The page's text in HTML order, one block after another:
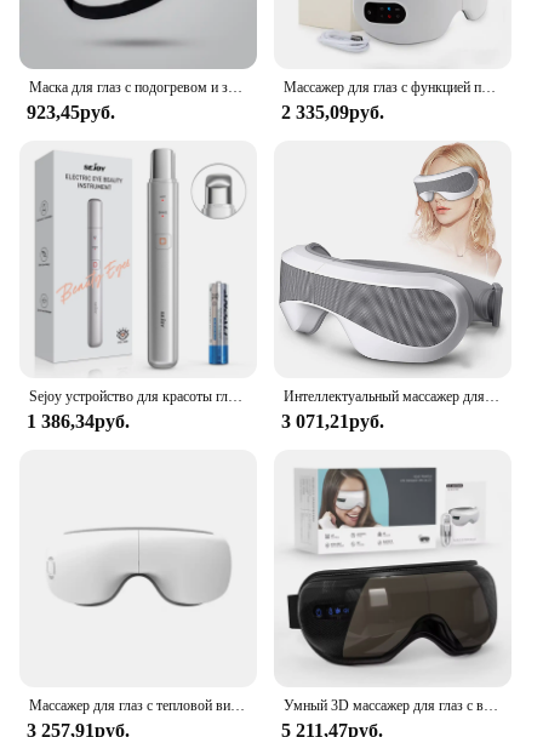
Маска для глаз с подогревом и зарядкой от USB
923,45руб.
Массажер для глаз с функцией подогрева, умный, с музыкой, для улучшения сна
2 335,09руб.
Sejoy устройство для красоты глаз домашний инструмент для ухода за кожей ION Heat инструмент для красоты лица лифтинг-массажер против морщин
1 386,34руб.
Интеллектуальный массажер для глаз с подогревом и функцией Bluetooth
3 071,21руб.
Массажер для глаз с тепловой вибрацией и музыкой, массажные очки для глаз, массажи мышц глаз, маска для глаз с подогревом для расслабления, подарок для женщин и мужчин
3 257,91руб.
Умный 3D массажер для глаз с вибрацией и подогревом, подушка безопасности, инструмент для ухода за глазами с Bluetooth, массаж глаз, музыка, расслабление, мигрень, улучшение сна
5 211,47руб.